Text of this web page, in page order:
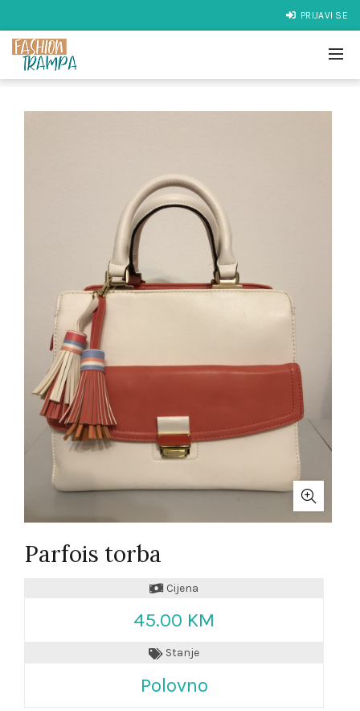
PRIJAVI SE
Parfois torba
Cijena
45.00 KM
Stanje
Polovno